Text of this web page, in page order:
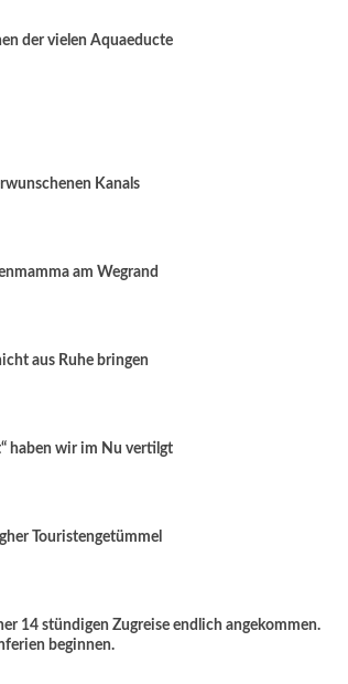
der vielen Aquaeducte
Kanals
am Wegrand
aus Ruhe bringen
haben wir im Nu vertilgt
Touristengetümmel
14 stündigen Zugreise endlich angekommen.
beginnen.